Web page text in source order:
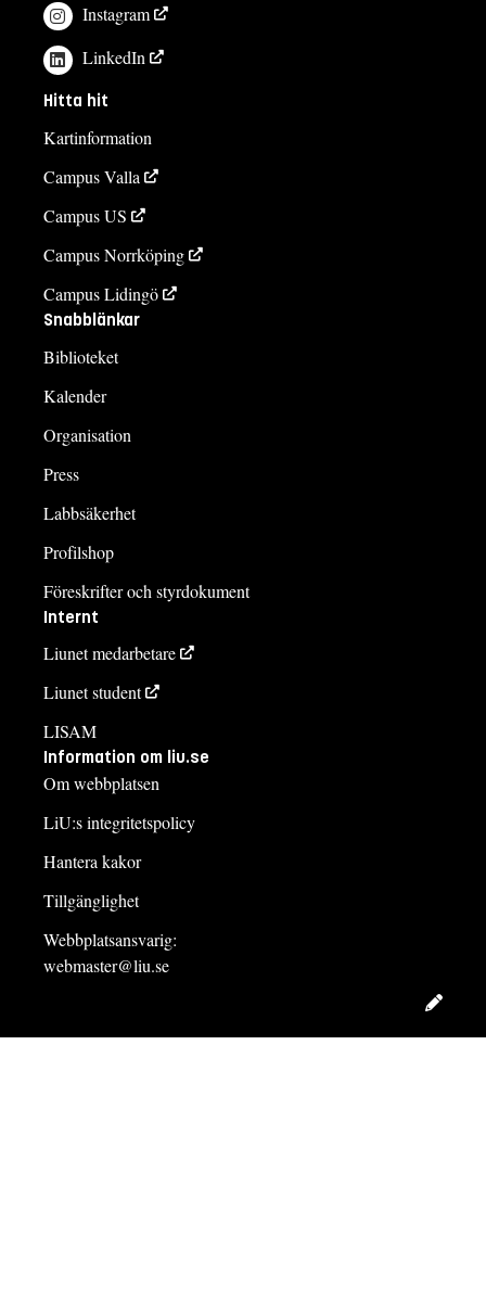
Instagram
LinkedIn
Hitta hit
Kartinformation
Campus Valla
Campus US
Campus Norrköping
Campus Lidingö
Snabblänkar
Biblioteket
Kalender
Organisation
Press
Labbsäkerhet
Profilshop
Föreskrifter och styrdokument
Internt
Liunet medarbetare
Liunet student
LISAM
Information om liu.se
Om webbplatsen
LiU:s integritetspolicy
Hantera kakor
Tillgänglighet
Webbplatsansvarig:
webmaster@liu.se